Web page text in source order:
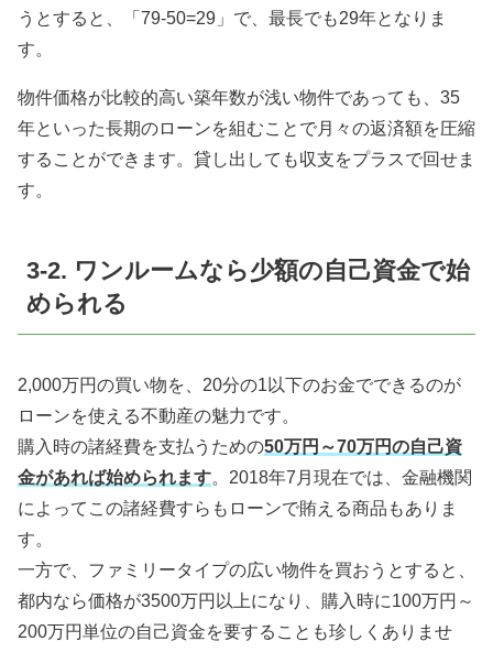
うとすると、「79-50=29」で、最長でも29年となりま
す。
物件価格が比較的高い築年数が浅い物件であっても、35
年といった長期のローンを組むことで月々の返済額を圧縮
することができます。貸し出しても収支をプラスで回せま
す。
3-2. ワンルームなら少額の自己資金で始
められる
2,000万円の買い物を、20分の1以下のお金でできるのが
ローンを使える不動産の魅力です。
購入時の諸経費を支払うための50万円～70万円の自己資
金があれば始められます。2018年7月現在では、金融機関
によってこの諸経費すらもローンで賄える商品もありま
す。
一方で、ファミリータイプの広い物件を買おうとすると、
都内なら価格が3500万円以上になり、購入時に100万円～
200万円単位の自己資金を要することも珍しくありませ